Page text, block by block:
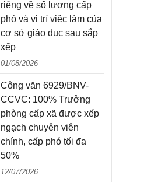
riêng về số lượng cấp
phó và vị trí việc làm của
cơ sở giáo dục sau sắp
xếp
01/08/2026
Công văn 6929/BNV-
CCVC: 100% Trưởng
phòng cấp xã được xếp
ngạch chuyên viên
chính, cấp phó tối đa
50%
12/07/2026